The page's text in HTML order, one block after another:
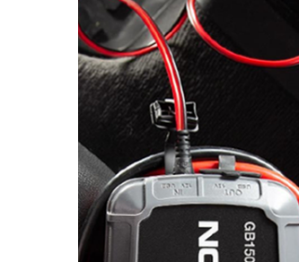
. SEGURANÇA DE CARGA
. SUPORTE BICICLETAS
. TAMPÕES JANTES